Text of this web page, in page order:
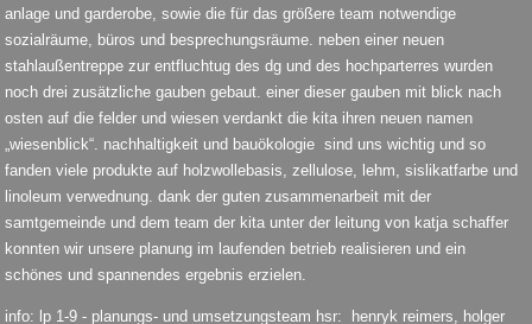
anlage und garderobe, sowie die für das größere team notwendige
sozialräume, büros und besprechungsräume. neben einer neuen
stahlaußentreppe zur entfluchtug des dg und des hochparterres wurden
noch drei zusätzliche gauben gebaut. einer dieser gauben mit blick nach
osten auf die felder und wiesen verdankt die kita ihren neuen namen
„wiesenblick“. nachhaltigkeit und bauökologie sind uns wichtig und so
fanden viele produkte auf holzwollebasis, zellulose, lehm, sislikatfarbe und
linoleum verwednung. dank der guten zusammenarbeit mit der
samtgemeinde und dem team der kita unter der leitung von katja schaffer
konnten wir unsere planung im laufenden betrieb realisieren und ein
schönes und spannendes ergebnis erzielen.
info: lp 1-9 - planungs- und umsetzungsteam hsr: henryk reimers, holger